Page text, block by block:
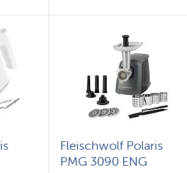
Fleischwolf Polaris
PMG 3090 ENG